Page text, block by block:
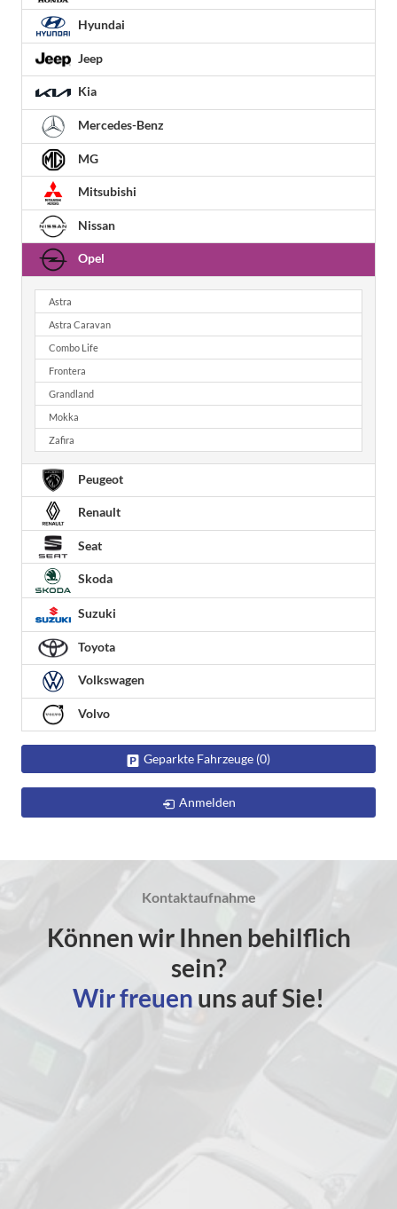
Hyundai
Jeep
Kia
Mercedes-Benz
MG
Mitsubishi
Nissan
Opel
Astra
Astra Caravan
Combo Life
Frontera
Grandland
Mokka
Zafira
Peugeot
Renault
Seat
Skoda
Suzuki
Toyota
Volkswagen
Volvo
Geparkte Fahrzeuge (0)
Anmelden
Kontaktaufnahme
Können wir Ihnen behilflich
sein?
Wir freuen uns auf Sie!